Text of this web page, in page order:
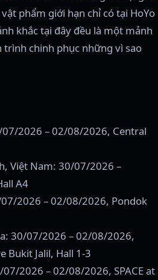
phẩm giới hạn chỉ có tại HoYo
khắc tại đây đều là một mảnh
chinh phục những vì sao
2026 – 02/08/2026, Central
Việt Nam: 30/07/2026 –
A4
2026 – 02/08/2026, Pondok
30/07/2026 – 02/08/2026,
Bukit Jalil, Hall 1-3
2026 – 02/08/2026, SPACE at